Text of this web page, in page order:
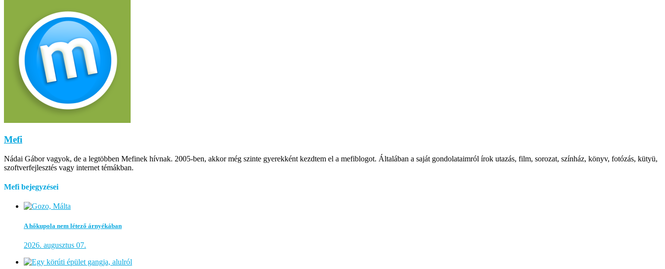
Mefi
Nádai Gábor vagyok, de a legtöbben Mefinek hívnak. 2005-ben, akkor még szinte gyerekként kezdtem el a mefiblogot. Általában a saját gondolataimról írok utazás, film, sorozat, színház, könyv, fotózás, kütyü,
szoftverfejlesztés vagy internet témákban.
Mefi bejegyzései
A hőkupola nem létező árnyékában
2026. augusztus 07.